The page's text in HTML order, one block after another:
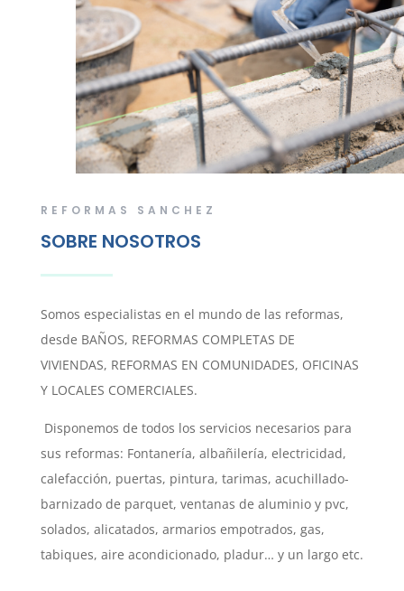
REFORMAS SANCHEZ
SOBRE NOSOTROS
Somos especialistas en el mundo de las reformas,
desde BAÑOS, REFORMAS COMPLETAS DE
VIVIENDAS, REFORMAS EN COMUNIDADES, OFICINAS
Y LOCALES COMERCIALES.
Disponemos de todos los servicios necesarios para
sus reformas: Fontanería, albañilería, electricidad,
calefacción, puertas, pintura, tarimas, acuchillado-
barnizado de parquet, ventanas de aluminio y pvc,
solados, alicatados, armarios empotrados, gas,
tabiques, aire acondicionado, pladur… y un largo etc.